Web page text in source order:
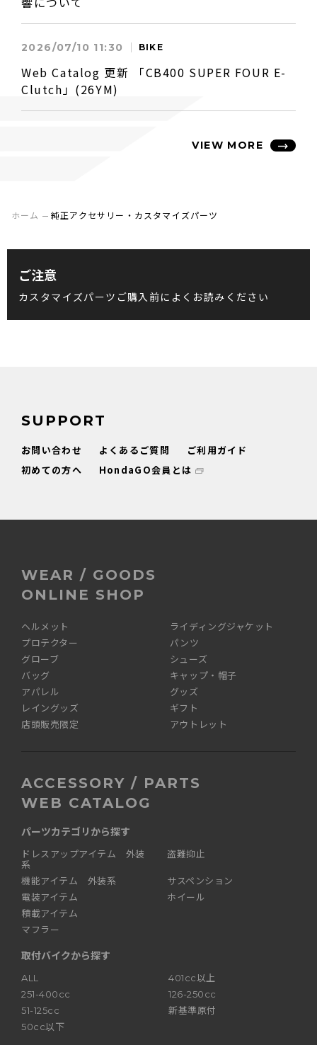
2026/07/10 11:30 BIKE
Web Catalog 更新 「CB400 SUPER FOUR E-
Clutch」(26YM)
VIEW MORE
ホーム 純正アクセサリー・カスタマイズパーツ
ご注意
カスタマイズパーツご購入前によくお読みください
SUPPORT
お問い合わせ よくあるご質問
ご利用ガイド
初めての方へ
HondaGO会員とは
WEAR / GOODS
ONLINE SHOP
ヘルメット
ライディングジャケット
プロテクター
パンツ
グローブ
シューズ
バッグ
キャップ・帽子
アパレル
グッズ
レイングッズ
ギフト
店頭販売限定
アウトレット
ACCESSORY / PARTS
WEB CATALOG
パーツカテゴリから探す
ドレスアップアイテム 外装
系
機能アイテム 外装系
電装アイテム
積載アイテム
マフラー
盗難抑止
サスペンション
ホイール
取付バイクから探す
ALL
401cc以上
251-400cc
126-250cc
51-125cc
新基準原付
50cc以下